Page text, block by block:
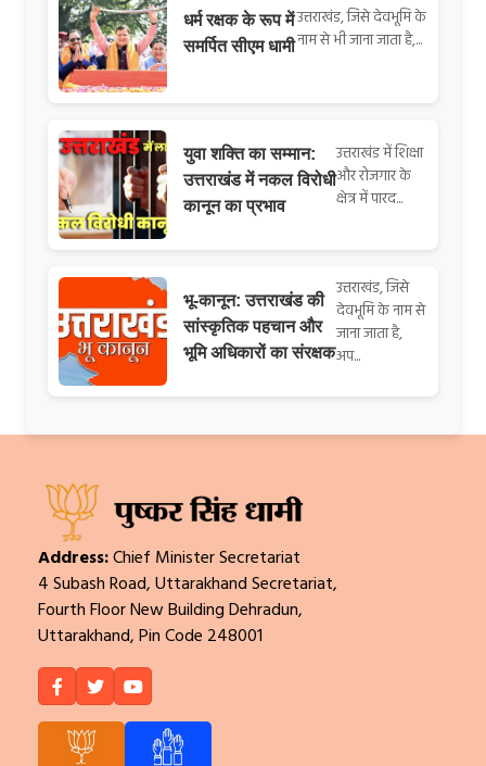
धर्म रक्षक के रूप में
समर्पित सीएम धामी
उत्तराखंड, जिसे देवभूमि के
नाम से भी जाना जाता है,...
युवा शक्ति का सम्मान:
उत्तराखंड में नकल विरोधी
कानून का प्रभाव
उत्तराखंड में शिक्षा
और रोजगार के
क्षेत्र में पारद...
भू-कानून: उत्तराखंड की
सांस्कृतिक पहचान और
भूमि अधिकारों का संरक्षक
उत्तराखंड, जिसे
देवभूमि के नाम से
जाना जाता है,
अप...
Address:Chief Minister Secretariat
4 Subash Road, Uttarakhand Secretariat,
Fourth Floor New Building Dehradun,
Uttarakhand, Pin Code 248001